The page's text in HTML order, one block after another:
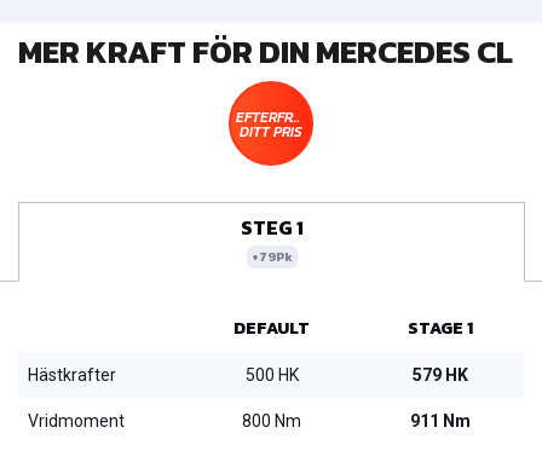
MER KRAFT FÖR DIN MERCEDES CL
EFTERFRÅGA
DITT PRIS
STEG 1
+79Pk
DEFAULT STAGE 1
Hästkrafter 500 HK 579 HK
Vridmoment 800 Nm 911 Nm